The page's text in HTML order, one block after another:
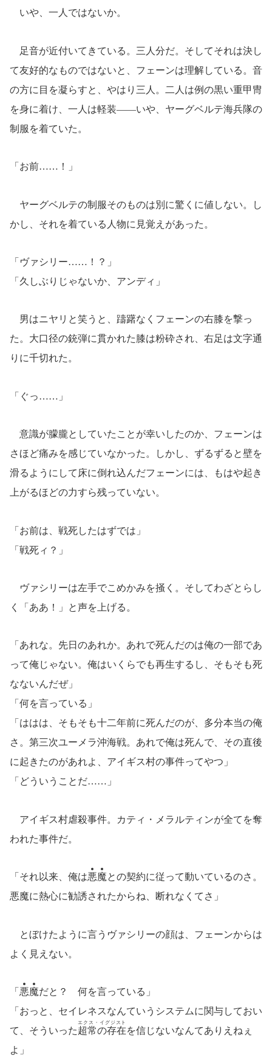
いや、一人ではないか。
足音が近付いてきている。三人分だ。そしてそれは決し
て友好的なものではないと、フェーンは理解している。音
の方に目を凝らすと、やはり三人。二人は例の黒い重甲冑
を身に着け、一人は軽装――いや、ヤーグベルテ海兵隊の
制服を着ていた。
「お前……！」
ヤーグベルテの制服そのものは別に驚くに値しない。し
かし、それを着ている人物に見覚えがあった。
「ヴァシリー……！？」
「久しぶりじゃないか、アンディ」
男はニヤリと笑うと、躊躇なくフェーンの右膝を撃っ
た。大口径の銃弾に貫かれた膝は粉砕され、右足は文字通
りに千切れた。
「ぐっ……」
意識が朦朧としていたことが幸いしたのか、フェーンは
さほど痛みを感じていなかった。しかし、ずるずると壁を
滑るようにして床に倒れ込んだフェーンには、もはや起き
上がるほどの力すら残っていない。
「お前は、戦死したはずでは」
「戦死ィ？」
ヴァシリーは左手でこめかみを掻く。そしてわざとらし
く「ああ！」と声を上げる。
「あれな。先日のあれか。あれで死んだのは俺の一部であ
って俺じゃない。俺はいくらでも再生するし、そもそも死
なないんだぜ」
「何を言っている」
「ははは、そもそも十二年前に死んだのが、多分本当の俺
さ。第三次ユーメラ沖海戦。あれで俺は死んで、その直後
に起きたのがあれよ、アイギス村の事件ってやつ」
「どういうことだ……」
アイギス村虐殺事件。カティ・メラルティンが全てを奪
われた事件だ。
「それ以来、俺は悪魔との契約に従って動いているのさ。
悪魔に熱心に勧誘されたからね、断れなくてさ」
とぼけたように言うヴァシリーの顔は、フェーンからは
よく見えない。
「 悪魔だと？ 何を言っている」
「おっと、セイレネスなんていうシステムに関与しておい
て、そういった超常の存在
エクス・イグジスト
を信じないなんてありえねぇ
よ」